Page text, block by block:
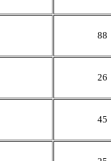
88
26
45